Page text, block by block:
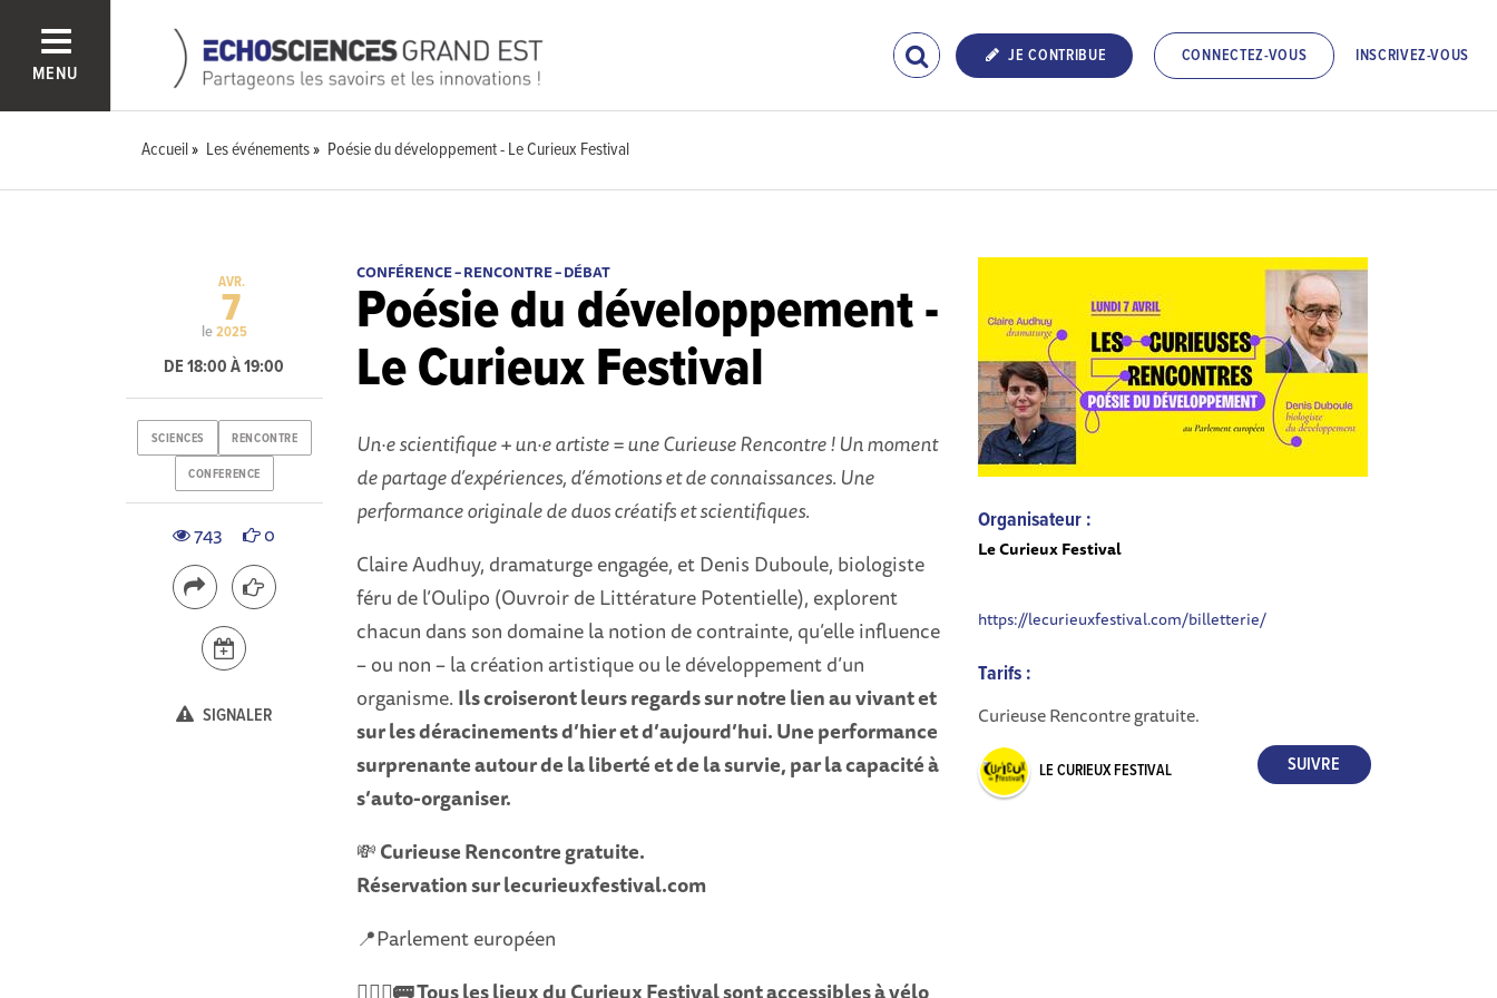
MENU
JE CONTRIBUE CONNECTEZ-VOUS INSCRIVEZ-VOUS
Accueil Les événements Poésie du développement - Le Curieux Festival
CONFÉRENCE – RENCONTRE – DÉBAT
Poésie du développement -
Le Curieux Festival
Un·e scientifique + un·e artiste = une Curieuse Rencontre ! Un moment
de partage d’expériences, d’émotions et de connaissances. Une
performance originale de duos créatifs et scientifiques.
Claire Audhuy, dramaturge engagée, et Denis Duboule, biologiste
féru de l’Oulipo (Ouvroir de Littérature Potentielle), explorent
chacun dans son domaine la notion de contrainte, qu’elle influence
– ou non – la création artistique ou le développement d’un
organisme. Ils croiseront leurs regards sur notre lien au vivant et
sur les déracinements d’hier et d’aujourd’hui. Une performance
surprenante autour de la liberté et de la survie, par la capacité à
s’auto-organiser.
💸Curieuse Rencontre gratuite.
Réservation sur lecurieuxfestival.com
📍Parlement européen
🚴🏼‍♀️🚌 Tous les lieux du Curieux Festival sont accessibles à vélo
Organisateur :
Le Curieux Festival
https://lecurieuxfestival.com/billetterie/
Tarifs :
Curieuse Rencontre gratuite.
LE CURIEUX FESTIVAL
le
AVR.
7
2025
DE 18:00 À 19:00
SCIENCES RENCONTRE
CONFERENCE
743 0
SIGNALER